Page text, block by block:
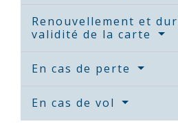
Renouvellement et
validité de la carte
En cas de perte
En cas de vol